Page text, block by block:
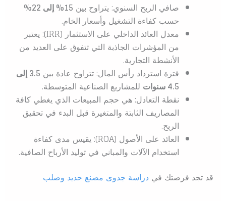
صافي الربح السنوي: يتراوح بين 15% إلى 22%
حسب كفاءة التشغيل وأسعار الخام.
معدل العائد الداخلي على الاستثمار (IRR): يعتبر
من المؤشرات الجاذبة التي تتفوق على العديد من
الأنشطة التجارية.
فترة استرداد رأس المال: تتراوح عادة بين
3.5 إلى
4.5 سنوات
للمشاريع الصناعية المتوسطة.
نقطة التعادل: هي حجم المبيعات الذي يغطي كافة
المصاريف الثابتة والمتغيرة قبل البدء في تحقيق
الربح.
العائد على الأصول (ROA): يقيس مدى كفاءة
استخدام الآلات والمباني في توليد الأرباح الصافية.
قد تجد فرصتك في دراسة جدوى مصنع حديد وصلب